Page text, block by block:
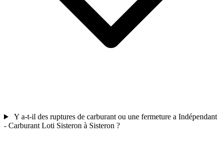
Y a-t-il des ruptures de carburant ou une fermeture a Indépendant
- Carburant Loti Sisteron à Sisteron ?